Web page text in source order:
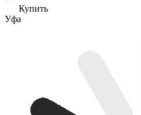
Купить
Уфа